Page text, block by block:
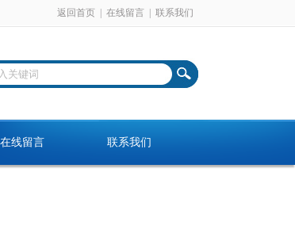
返回首页 在线留言 联系我们
在线留言 联系我们